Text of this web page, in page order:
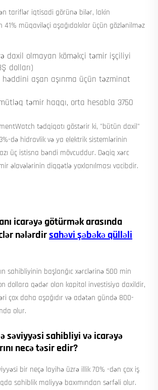
tariflər iqtisadi görünə bilər, lakin
41% müqaviləçi aşağıdakılar üçün gözlənilməz
daxil olmayan köməkçi təmir işçiliyi
dolları)
həddini aşan aşınma üçün təzminat
təmir haqqı, orta hesabla 3750
tədqiqatı göstərir ki, "bütün daxil"
də hidravlik və ya elektrik sistemlərinin
üç istisna bəndi mövcuddur. Dəqiq xərc
əlavələrinin diqqətlə yoxlanılması vacibdir.
icarəyə götürmək arasında
nələrdirsahəvi şəbəkə qülləli
sahibliyinin başlanğıc xərclərinə 500 min
dollara qədər olan kapital investisiya daxildir,
çox daha aşağıdır və adətən gündə 800-
olur.
səviyyəsi sahibliyi və icarəyə
necə təsir edir?
bir neçə layihə üzrə illik 70% -dən çox iş
sahiblik maliyyə baxımından sərfəli olur.